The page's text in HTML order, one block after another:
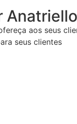
Anatriello
aos seus
seus clientes